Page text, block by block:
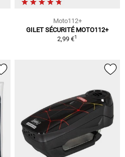
Moto112+
GILET SÉCURITÉ MOTO112+
2,99 €1